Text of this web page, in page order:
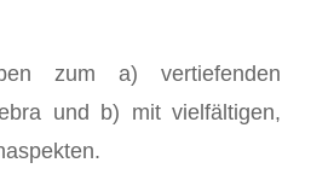
zum a) vertiefenden
und b) mit vielfältigen,